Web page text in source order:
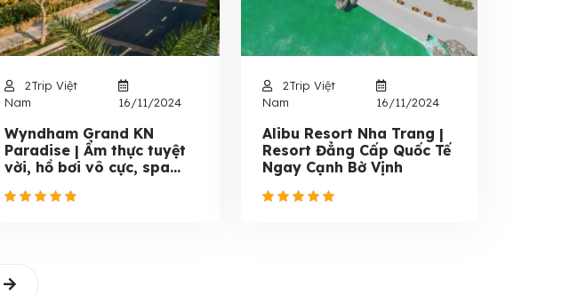
2Trip Việt
Nam
16/11/2024
Wyndham Grand KN
Paradise | Ẩm thực tuyệt
vời, hồ bơi vô cực, spa...
2Trip Việt
Nam
16/11/2024
Alibu Resort Nha Trang |
Resort Đẳng Cấp Quốc Tế
Ngay Cạnh Bờ Vịnh